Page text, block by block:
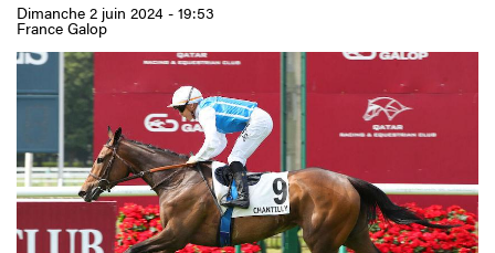
Dimanche 2 juin 2024 - 19:53
France Galop